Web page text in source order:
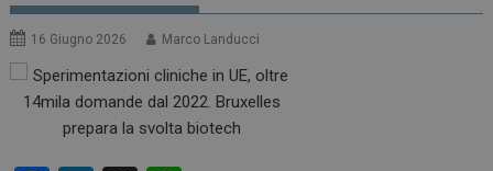
16 Giugno 2026 Marco Landucci